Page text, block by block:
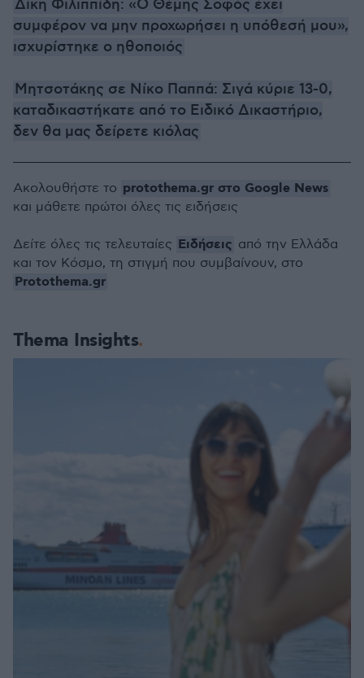
Δίκη Φιλιππίδη: «Ο Θέμης Σοφός έχει
συμφέρον να μην προχωρήσει η υπόθεσή μου»,
ισχυρίστηκε ο ηθοποιός
Μητσοτάκης σε Νίκο Παππά: Σιγά κύριε 13-0,
καταδικαστήκατε από το Ειδικό Δικαστήριο,
δεν θα μας δείρετε κιόλας
Thema Insights
Ακολουθήστε το protothema.gr στο Google News
και μάθετε πρώτοι όλες τις ειδήσεις
Δείτε όλες τις τελευταίες Ειδήσεις από την Ελλάδα
και τον Κόσμο, τη στιγμή που συμβαίνουν, στο
Protothema.gr